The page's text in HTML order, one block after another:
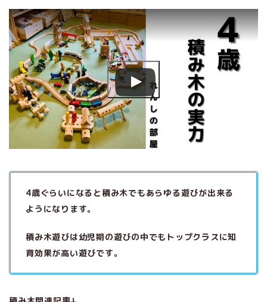
4歳ぐらいになると積み木でもあらゆる遊びが出来る
ようになります。
積み木遊びは幼児期の遊びの中でもトップクラスに知
育効果が高い遊びです。